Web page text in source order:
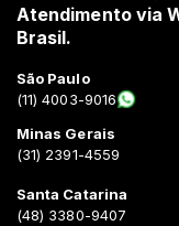
Atendimento via
Brasil.
São Paulo
(11) 4003-9016
Minas Gerais
(31) 2391-4559
Santa Catarina
(48) 3380-9407